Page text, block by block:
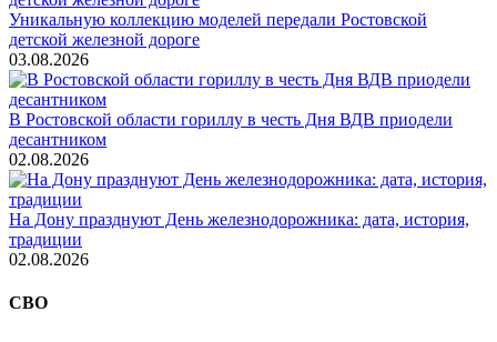
Уникальную коллекцию моделей передали Ростовской
детской железной дороге
03.08.2026
В Ростовской области гориллу в честь Дня ВДВ приодели
десантником
02.08.2026
На Дону празднуют День железнодорожника: дата, история,
традиции
02.08.2026
СВО